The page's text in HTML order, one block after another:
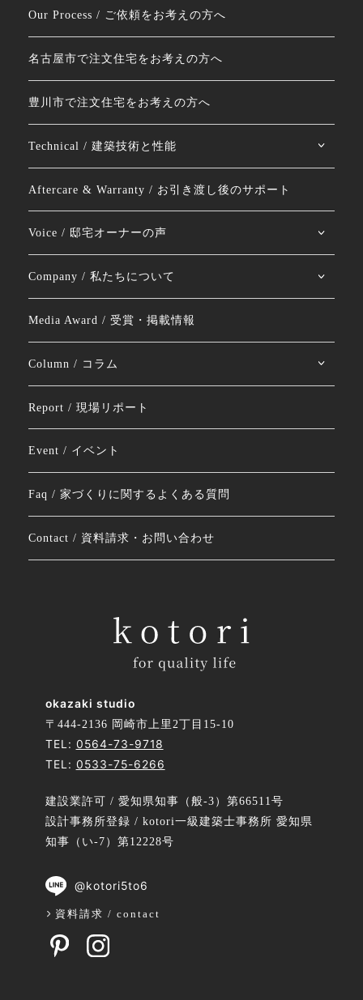
okazaki studio
〒444-2136 岡崎市上里2丁目15-10
TEL: 0564-73-9718
TEL: 0533-75-6266
建設業許可 / 愛知県知事（般-3）第66511号
設計事務所登録 / kotori一級建築士事務所 愛知県
知事（い-7）第12228号
@kotori5to6
資料請求 / contact
Our Process / ご依頼をお考えの方へ
名古屋市で注文住宅をお考えの方へ
豊川市で注文住宅をお考えの方へ
Technical / 建築技術と性能
Aftercare & Warranty / お引き渡し後のサポート
Voice / 邸宅オーナーの声
Company / 私たちについて
Media Award / 受賞・掲載情報
Column / コラム
Report / 現場リポート
Event / イベント
Faq / 家づくりに関するよくある質問
Contact / 資料請求・お問い合わせ